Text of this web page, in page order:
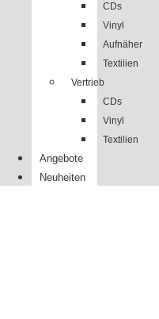
CDs
Vinyl
Aufnäher
Textilien
Vertrieb
CDs
Vinyl
Textilien
Angebote
Neuheiten